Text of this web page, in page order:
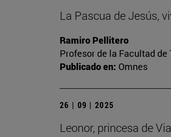
La Pascua de Jesús,
Ramiro Pellitero
Profesor de la Facultad de
Publicado en: Omnes
26 | 09 | 2025
Leonor, princesa de